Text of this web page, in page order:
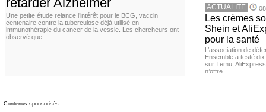
Une petite étude relance l’intérêt pour le BCG, vaccin
centenaire contre la tuberculose déjà utilisé en
immunothérapie du cancer de la vessie. Les chercheurs ont
observé que
ACTUALITE
Les crèmes
Shein et
pour la santé
L’association de
Ensemble a testé
sur Temu,
n’offre
Contenus sponsorisés